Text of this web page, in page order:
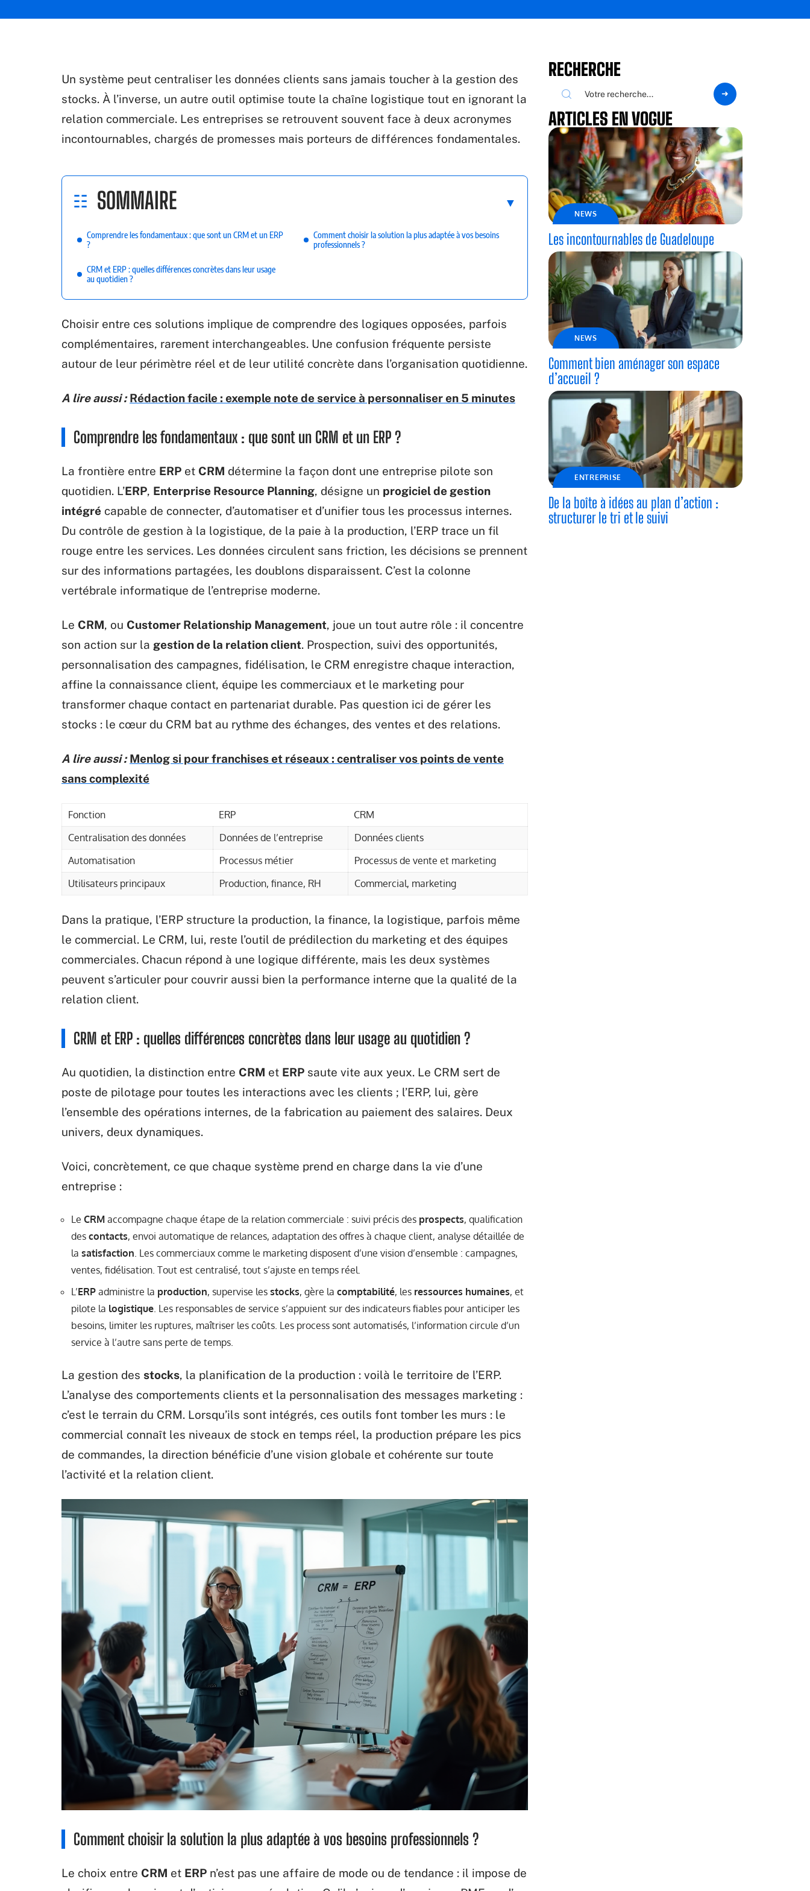
Un système peut centraliser les données clients sans jamais toucher à la gestion des
stocks. À l’inverse, un autre outil optimise toute la chaîne logistique tout en ignorant la
relation commerciale. Les entreprises se retrouvent souvent face à deux acronymes
incontournables, chargés de promesses mais porteurs de différences fondamentales.
SOMMAIRE
Comprendre les fondamentaux : que sont un CRM et un ERP
?
CRM et ERP : quelles différences concrètes dans leur usage
au quotidien ?
Comment choisir la solution la plus adaptée à vos besoins
professionnels ?
Choisir entre ces solutions implique de comprendre des logiques opposées, parfois
complémentaires, rarement interchangeables. Une confusion fréquente persiste
autour de leur périmètre réel et de leur utilité concrète dans l’organisation quotidienne.
A lire aussi : Rédaction facile : exemple note de service à personnaliser en 5 minutes
Comprendre les fondamentaux : que sont un CRM et un ERP ?
La frontière entre ERP et CRM détermine la façon dont une entreprise pilote son
quotidien. L’ERP, Enterprise Resource Planning, désigne un progiciel de gestion
intégré capable de connecter, d’automatiser et d’unifier tous les processus internes.
Du contrôle de gestion à la logistique, de la paie à la production, l’ERP trace un fil
rouge entre les services. Les données circulent sans friction, les décisions se prennent
sur des informations partagées, les doublons disparaissent. C’est la colonne
vertébrale informatique de l’entreprise moderne.
Le CRM, ou Customer Relationship Management, joue un tout autre rôle : il concentre
son action sur la gestion de la relation client. Prospection, suivi des opportunités,
personnalisation des campagnes, fidélisation, le CRM enregistre chaque interaction,
affine la connaissance client, équipe les commerciaux et le marketing pour
transformer chaque contact en partenariat durable. Pas question ici de gérer les
stocks : le cœur du CRM bat au rythme des échanges, des ventes et des relations.
A lire aussi : Menlog si pour franchises et réseaux : centraliser vos points de vente
sans complexité
Fonction ERP
CRM
Centralisation des données
Données de l’entreprise
Données clients
Automatisation
Processus métier
Processus de vente et marketing
Utilisateurs principaux
Production, finance, RH Commercial, marketing
Dans la pratique, l’ERP structure la production, la finance, la logistique, parfois même
le commercial. Le CRM, lui, reste l’outil de prédilection du marketing et des équipes
commerciales. Chacun répond à une logique différente, mais les deux systèmes
peuvent s’articuler pour couvrir aussi bien la performance interne que la qualité de la
relation client.
CRM et ERP : quelles différences concrètes dans leur usage au quotidien ?
Au quotidien, la distinction entre CRM et ERP saute vite aux yeux. Le CRM sert de
poste de pilotage pour toutes les interactions avec les clients ; l’ERP, lui, gère
l’ensemble des opérations internes, de la fabrication au paiement des salaires. Deux
univers, deux dynamiques.
Voici, concrètement, ce que chaque système prend en charge dans la vie d’une
entreprise :
Le CRM accompagne chaque étape de la relation commerciale : suivi précis des prospects, qualification
des contacts, envoi automatique de relances, adaptation des offres à chaque client, analyse détaillée de
la satisfaction. Les commerciaux comme le marketing disposent d’une vision d’ensemble : campagnes,
ventes, fidélisation. Tout est centralisé, tout s’ajuste en temps réel.
L’ERP administre la production, supervise les stocks, gère la comptabilité, les ressources humaines, et
pilote la logistique. Les responsables de service s’appuient sur des indicateurs fiables pour anticiper les
besoins, limiter les ruptures, maîtriser les coûts. Les process sont automatisés, l’information circule d’un
service à l’autre sans perte de temps.
La gestion des stocks, la planification de la production : voilà le territoire de l’ERP.
L’analyse des comportements clients et la personnalisation des messages marketing :
c’est le terrain du CRM. Lorsqu’ils sont intégrés, ces outils font tomber les murs : le
commercial connaît les niveaux de stock en temps réel, la production prépare les pics
de commandes, la direction bénéficie d’une vision globale et cohérente sur toute
l’activité et la relation client.
Comment choisir la solution la plus adaptée à vos besoins professionnels ?
Le choix entre CRM et ERP n’est pas une affaire de mode ou de tendance : il impose de
RECHERCHE
ARTICLES EN VOGUE
NEWS
Les incontournables de Guadeloupe
NEWS
Comment bien aménager son espace
d’accueil ?
ENTREPRISE
De la boîte à idées au plan d’action :
structurer le tri et le suivi